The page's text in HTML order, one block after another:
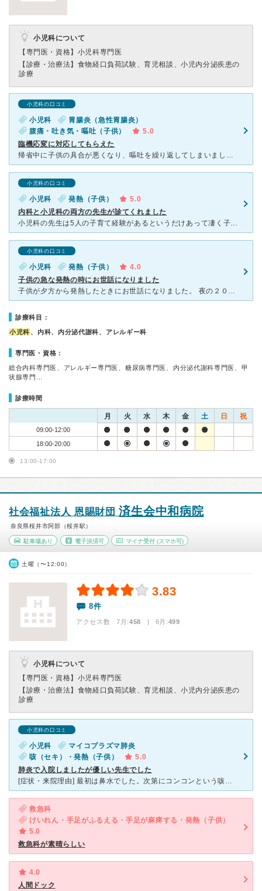
小児科について
【専門医・資格】 小児科専門医
【診療・治療法】 食物経口負荷試験、育児相談、小児内分泌疾患の
診療
小児科の口コミ
小児科
胃腸炎（急性胃腸炎）
腹痛・吐き気・嘔吐（子供）
5.0
臨機応変に対応してもらえた
帰省中に子供の具合が悪くなり、嘔吐を繰り返してしまいました。 受診できるか何件かの病院に電話をかけましたが、コロナ禍であったためこれまで受診をしたことがない場合は受け入れできないと断られてしまいまし
小児科の口コミ
小児科 発熱（子供）
5.0
内科と小児科の両方の先生が診てくれました
小児科の先生は5人の子育て経験があるというだけあって凄く子供に優しいです。特に小児科と内科があるのが利点で、その時は小児科で風邪で行ったのですが、先生が風邪以外に気になるところがあるとおっしゃい、即そ
小児科の口コミ
小児科 発熱（子供）
4.0
子供の急な発熱の時にお世話になりました
子供が夕方から発熱したときにお世話になりました。 夜の２０時まで診察してくれます。 駐車場は広くて停めやすかったです。 院内は内科と小児科に分かれています。 小児科にはキッズスペースもあり、子
診療科目：
小児科 、内科、内分泌代謝科、アレルギー科
専門医・資格：
総合内科専門医、アレルギー専門医、糖尿病専門医、内分泌代謝科専門医、甲
状腺専門…
診療時間
月 火 水 木 金 土 日 祝
09:00-12:00
18:00-20:00
13:00-17:00
社会福祉法人 恩賜財団済生会中和病院
奈良県桜井市阿部（桜井駅）
駐車場あり 電子決済可 マイナ受付 (スマホ可)
土曜（〜12:00）
3.83
8件
アクセス数 7月:458 | 6月:499
小児科について
【専門医・資格】 小児科専門医
【診療・治療法】 食物経口負荷試験、育児相談、小児内分泌疾患の
診療
小児科の口コミ
小児科
マイコプラズマ肺炎
咳（セキ）・発熱（子供）
5.0
肺炎で入院しましたが優しい先生でした
[症状・来院理由] 最初は鼻水でした。次第にコンコンという咳が出だし、38～39度の熱が出て、ゴホゴホという咳に変わりました。 近くの小児科で診てもらいましたが、「熱が続くようなら再受診」とのこと
救急科
けいれん・手足がふるえる・手足が麻痺する・発熱（子供）
5.0
救急科が素晴らしい
4.0
人間ドック